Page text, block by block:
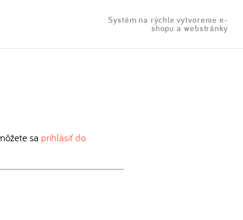
Systém na rýchle vytvorenie e-
shopu a webstránky
sa prihlásiť do